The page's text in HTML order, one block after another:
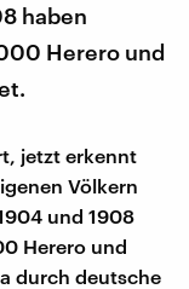
haben
Herero und
jetzt erkennt
Völkern
und 1908
Herero und
durch deutsche